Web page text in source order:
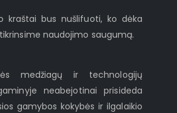
kraštai bus nušlifuoti, ko dėka
naudojimo saugumą.
medžiagų ir technologijų
neabejotinai prisideda
gamybos kokybės ir ilgalaikio